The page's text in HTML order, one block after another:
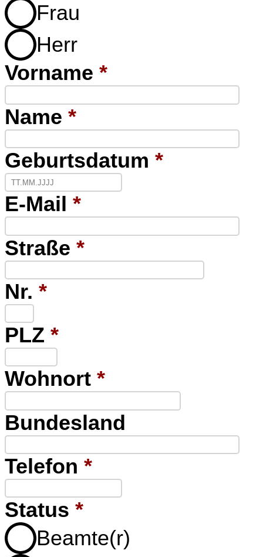
Frau
Herr
Vorname *
Name *
Geburtsdatum *
E-Mail *
Straße *
Nr. *
PLZ *
Wohnort *
Bundesland
Telefon *
Status *
Beamte(r)